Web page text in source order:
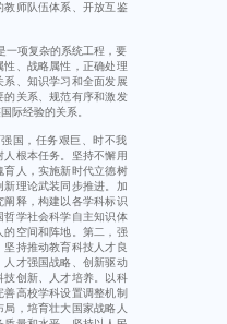
教师队伍体系、开放互鉴
项复杂的系统工程，要
、战略属性，正确处理
、知识学习和全面发展
的关系、规范有序和激发
际经验的关系。
国，任务艰巨、时不我
根本任务。坚持不懈用
育人，实施新时代立德树
新理论武装同步推进。加
释，构建以各学科标识
哲学社会科学自主知识体
的空间和阵地。第二，强
持推动教育科技人才良
人才强国战略、创新驱动
技创新、人才培养。以科
高校学科设置调整机制
，培育壮大国家战略人